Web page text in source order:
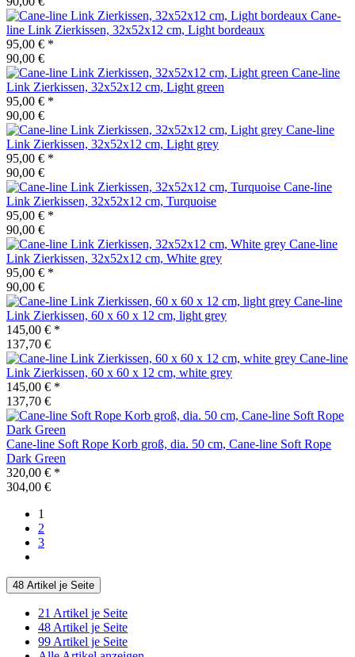
Cane-
line Link Zierkissen, 32x52x12 cm, Light bordeaux
95,00 € *
90,00 €
Cane-line
Link Zierkissen, 32x52x12 cm, Light green
95,00 € *
90,00 €
Cane-line
Link Zierkissen, 32x52x12 cm, Light grey
95,00 € *
90,00 €
Cane-line
Link Zierkissen, 32x52x12 cm, Turquoise
95,00 € *
90,00 €
Cane-line
Link Zierkissen, 32x52x12 cm, White grey
95,00 € *
90,00 €
Cane-line
Link Zierkissen, 60 x 60 x 12 cm, light grey
145,00 € *
137,70 €
Cane-line
Link Zierkissen, 60 x 60 x 12 cm, white grey
145,00 € *
137,70 €
Cane-line Soft Rope Korb groß, dia. 50 cm, Cane-line Soft Rope
Dark Green
320,00 € *
304,00 €
1
2
3
48 Artikel je Seite
21 Artikel je Seite
48 Artikel je Seite
99 Artikel je Seite